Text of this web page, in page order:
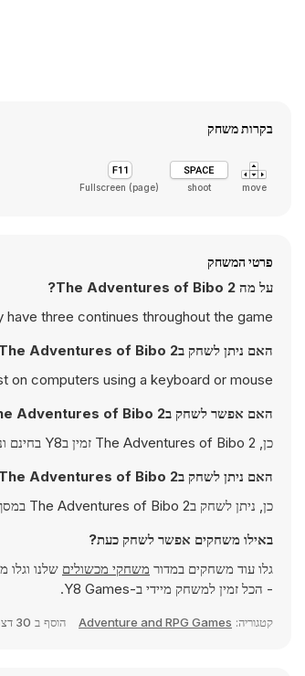
בקרות משחק
move
shoot
Fullscreen (page)
פרטי המשחק
על מה The Adventures of Bibo 2?
three continues throughout the game.
האם ניתן לשחק בThe Adventures of Bibo 2 במובייל?
computers using a keyboard or mouse.
האם אפשר לשחק בThe Adventures of Bibo 2 בחינם?
כן, The Adventures of Bibo 2 זמין בY8 בחינם וניתן לשחק בו ישירות בדפדפן.
האם ניתן לשחק בThe Adventures of Bibo 2 במצב מסך מלא?
כן, ניתן לשחק בThe Adventures of Bibo 2 במסך מלא כדי לקבל חוויה אימרסיבית יותר.
באילו משחקים אפשר לשחק כעת?
גלו עוד משחקים במדור משחקי מכשולים שלנו וגלו
- הכל זמין למשחק מיידי ב-Y8 Games.
קטגוריה: Adventure and RPG Games הוסף ב 30 דצמבר 2006